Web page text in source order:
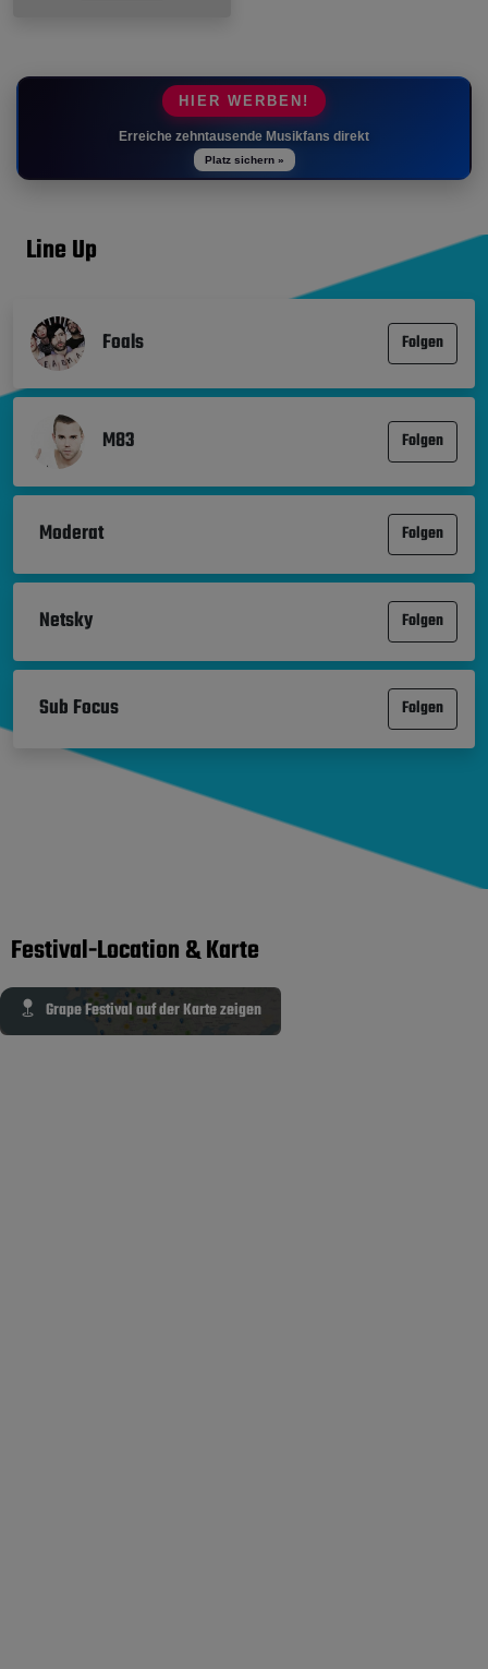
HIER WERBEN!
Erreiche zehntausende Musikfans direkt
Platz sichern »
Line Up
Foals Folgen
M83 Folgen
Moderat Folgen
Netsky Folgen
Sub Focus Folgen
Festival-Location & Karte
Grape Festival auf der Karte zeigen